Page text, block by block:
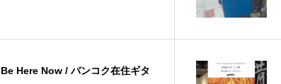
Be Here Now / バンコク在住ギタ